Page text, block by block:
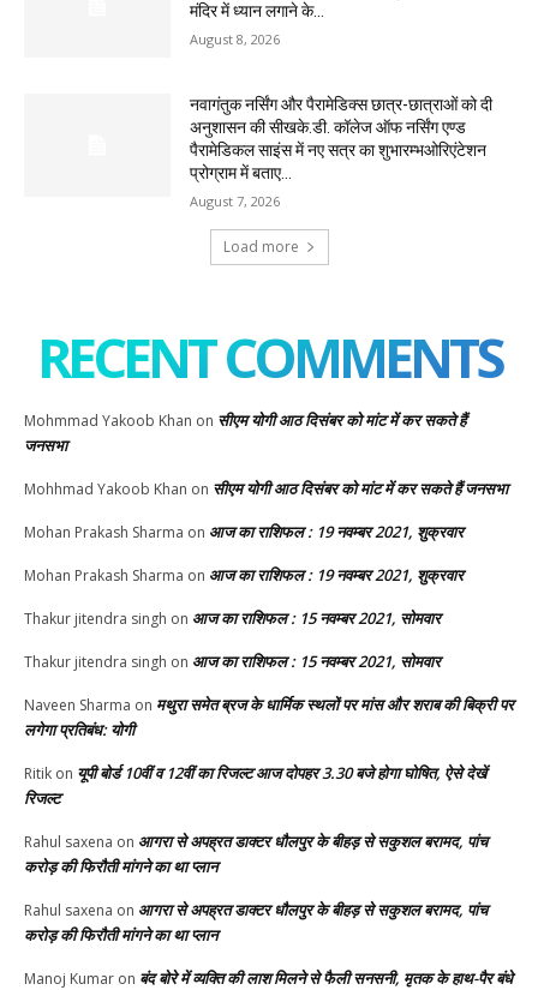
मंदिर में ध्यान लगाने के...
August 8, 2026
नवागंतुक नर्सिंग और पैरामेडिक्स छात्र-छात्राओं को दी
अनुशासन की सीखके.डी. कॉलेज ऑफ नर्सिंग एण्ड
पैरामेडिकल साइंस में नए सत्र का शुभारम्भओरिएंटेशन
प्रोग्राम में बताए...
August 7, 2026
Load more
RECENT COMMENTS
Mohmmad Yakoob Khan on सीएम योगी आठ दिसंबर को मांट में कर सकते हैं
जनसभा
Mohhmad Yakoob Khan on सीएम योगी आठ दिसंबर को मांट में कर सकते हैं जनसभा
Mohan Prakash Sharma on आज का राशिफल : 19 नवम्बर 2021, शुक्रवार
Mohan Prakash Sharma on आज का राशिफल : 19 नवम्बर 2021, शुक्रवार
Thakur jitendra singh on आज का राशिफल : 15 नवम्बर 2021, सोमवार
Thakur jitendra singh on आज का राशिफल : 15 नवम्बर 2021, सोमवार
Naveen Sharma on मथुरा समेत ब्रज के धार्मिक स्थलों पर मांस और शराब की बिक्री पर
लगेगा प्रतिबंध: योगी
Ritik on यूपी बोर्ड 10वीं व 12वीं का रिजल्ट आज दोपहर 3.30 बजे होगा घोषित, ऐसे देखें
रिजल्ट
Rahul saxena on आगरा से अपह्रत डाक्टर धौलपुर के बीहड़ से सकुशल बरामद, पांच
करोड़ की फिरौती मांगने का था प्लान
Rahul saxena on आगरा से अपह्रत डाक्टर धौलपुर के बीहड़ से सकुशल बरामद, पांच
करोड़ की फिरौती मांगने का था प्लान
Manoj Kumar on बंद बोरे में व्यक्ति की लाश मिलने से फैली सनसनी, मृतक के हाथ-पैर बंधे